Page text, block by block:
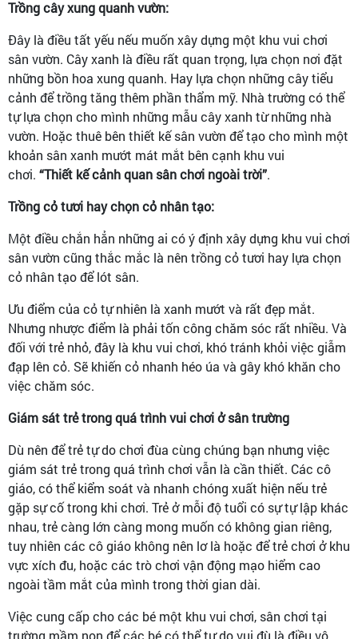
Trồng cây xung quanh vườn:
Đây là điều tất yếu nếu muốn xây dựng một khu vui chơi
sân vườn. Cây xanh là điều rất quan trọng, lựa chọn nơi đặt
những bồn hoa xung quanh. Hay lựa chọn những cây tiểu
cảnh để trồng tăng thêm phần thẩm mỹ. Nhà trường có thể
tự lựa chọn cho mình những mẫu cây xanh từ những nhà
vườn. Hoặc thuê bên thiết kế sân vườn để tạo cho mình một
khoản sân xanh mướt mát mắt bên cạnh khu vui
chơi. “Thiết kế cảnh quan sân chơi ngoài trời”.
Trồng cỏ tươi hay chọn cỏ nhân tạo:
Một điều chắn hẳn những ai có ý định xây dựng khu vui chơi
sân vườn cũng thắc mắc là nên trồng cỏ tươi hay lựa chọn
cỏ nhân tạo để lót sân.
Ưu điểm của cỏ tự nhiên là xanh mướt và rất đẹp mắt.
Nhưng nhược điểm là phải tốn công chăm sóc rất nhiều. Và
đối với trẻ nhỏ, đây là khu vui chơi, khó tránh khỏi việc giẫm
đạp lên cỏ. Sẽ khiến cỏ nhanh héo úa và gây khó khăn cho
việc chăm sóc.
Giám sát trẻ trong quá trình vui chơi ở sân trường
Dù nên để trẻ tự do chơi đùa cùng chúng bạn nhưng việc
giám sát trẻ trong quá trình chơi vẫn là cần thiết. Các cô
giáo, có thể kiểm soát và nhanh chóng xuất hiện nếu trẻ
gặp sự cố trong khi chơi. Trẻ ở mỗi độ tuổi có sự tự lập khác
nhau, trẻ càng lớn càng mong muốn có không gian riêng,
tuy nhiên các cô giáo không nên lơ là hoặc để trẻ chơi ở khu
vực xích đu, hoặc các trò chơi vận động mạo hiểm cao
ngoài tầm mắt của mình trong thời gian dài.
Việc cung cấp cho các bé một khu vui chơi, sân chơi tại
trường mầm non để các bé có thể tự do vui đù là điều vô